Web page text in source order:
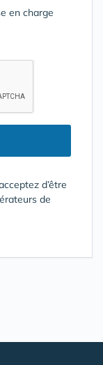
en charge
d’être
de